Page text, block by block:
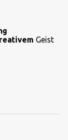
Geist